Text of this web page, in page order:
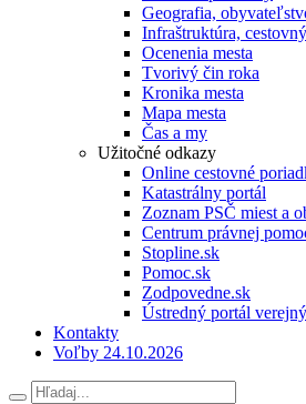
Geografia,
Infraštruktúra,
Ocenenia mesta
Tvorivý čin roka
Kronika mesta
Mapa mesta
Čas a my
Užitočné odkazy
Online cestovné
Katastrálny portál
Zoznam PSČ miest a
Centrum právnej
Stopline.sk
Pomoc.sk
Zodpovedne.sk
Ústredný portál
Kontakty
Voľby 24.10.2026